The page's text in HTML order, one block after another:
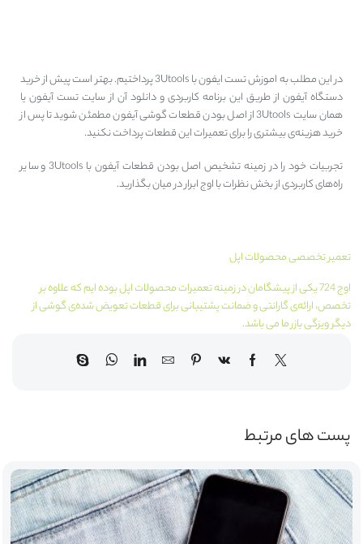
در این مطلب به اموزش تست ایفون با 3Utools پرداختیم. بهتر است پیش از خرید
دستگاه آیفون از طریق این برنامه کاربردی و دانلود آن از سایت تست آیفون یا
همان سایت 3Utools از اصل بودن قطعات گوشی آیفون مطمئن شوید تا پس از
خرید هزینه‌ی بیشتری را برای تعمیرات این قطعات پرداخت نکنید.
تجربیات خود را در زمینه تشخیص اصل بودن قطعات آیفون با 3Utools و سایر
راه‌های کاربردی از بخش نظرات با اوج ابرار در میان بگذارید.
تعمیر تخصصی محصولات اپل
اوج 724 یکی از پیشگامان در زمینه تعمیرات محصولات اپل بوده ایم که علاوه بر
تخصص، ارائه‌ی گارانتی و ضمانت پشتیبانی برای قطعات تعویض شده‌ی گوشی از
دیگر ویزگی بازر ما می باشد.
پست های مرتبط